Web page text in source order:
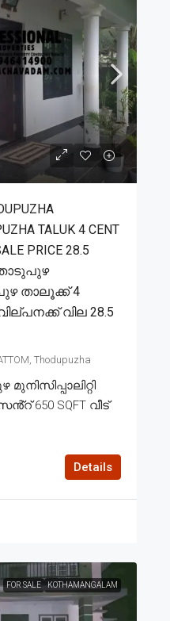
TALUK 4 CENT
PRICE 28.5
തൊടുപുഴ
താലൂക്ക് 4
വില 28.5
Thodupuzha
650 SQFT വീട്
Details
FOR SALE KOTHAMANGALAM